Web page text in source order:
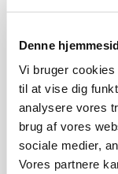
Denne
Vi bruger
til at vise dig
analysere vores
brug af vores
sociale medier,
Vores partnere
Klimastald
9670,
HØST-TOUR